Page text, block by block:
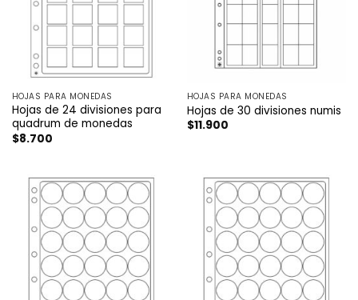
HOJAS PARA MONEDAS
Hojas de 24 divisiones para
quadrum de monedas
$8.700
HOJAS PARA MONEDAS
Hojas de 30 divisiones numis
$11.900